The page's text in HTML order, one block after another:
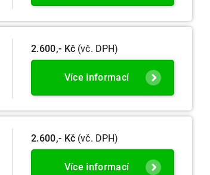
2.600,- Kč (vč. DPH)
Více informací
2.600,- Kč (vč. DPH)
Více informací